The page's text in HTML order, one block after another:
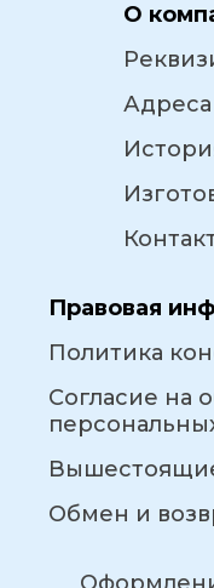
О
Адреса
Правовая
Политика
Согласие на
Обмен и